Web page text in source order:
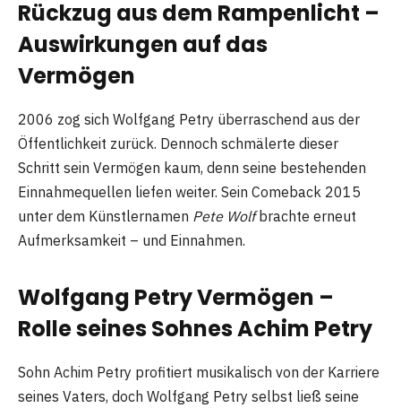
Rückzug aus dem Rampenlicht –
Auswirkungen auf das
Vermögen
2006 zog sich Wolfgang Petry überraschend aus der
Öffentlichkeit zurück. Dennoch schmälerte dieser
Schritt sein Vermögen kaum, denn seine bestehenden
Einnahmequellen liefen weiter. Sein Comeback 2015
unter dem Künstlernamen Pete Wolfbrachte erneut
Aufmerksamkeit – und Einnahmen.
Wolfgang Petry Vermögen –
Rolle seines Sohnes Achim Petry
Sohn Achim Petry profitiert musikalisch von der Karriere
seines Vaters, doch Wolfgang Petry selbst ließ seine